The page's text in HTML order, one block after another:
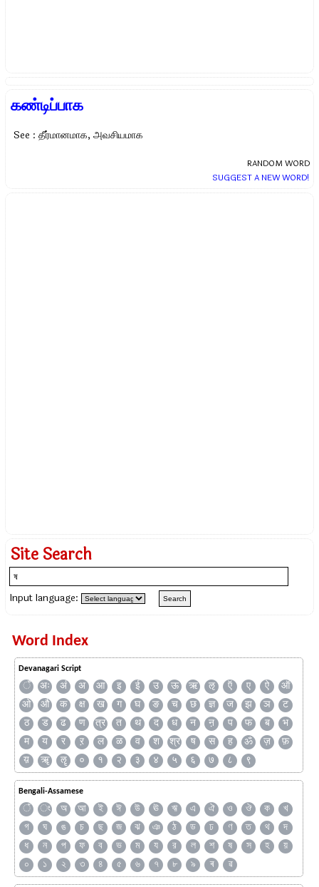
கண்டிப்பாக
See : தீர்மானமாக, அவசியமாக
RANDOM WORD
SUGGEST A NEW WORD!
Site Search
Input language:
Word Index
Devanagari Script
ँ अः अं अ आ इ ई उ ऊ ऋ ऌ ऍ ए ऐ
ऑ
ओ
औ क क्ष ख ग घ ङ च छ ज्ञ ज झ ञ
ट
ठ
ड ढ ण त्र त थ द ध न ऩ प फ ब
भ
म
य र ऱ ल ळ व श श्र ष स ह ॐ ज़
फ़
य़
ॠ ॡ ० १ २ ३ ४ ५ ६ ७ ८ ९
Bengali-Assamese
ঁ ং অ আ ই ঈ উ ঊ ঋ এ ঐ ও ঔ ক
খ
গ
ঘ ঙ চ ছ জ ঝ ঞ ঠ ড ঢ ণ ত থ
দ
ধ
ন প ফ ব ভ ম য র ল শ ষ স হ
য়
০
১ ২ ৩ ৪ ৫ ৬ ৭ ৮ ৯ ৰ ৱ